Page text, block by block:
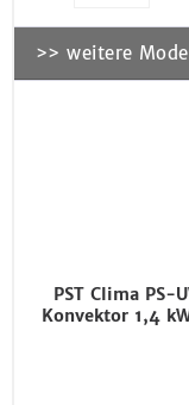
>> weitere
PST Clima PS-
Konvektor 1,4